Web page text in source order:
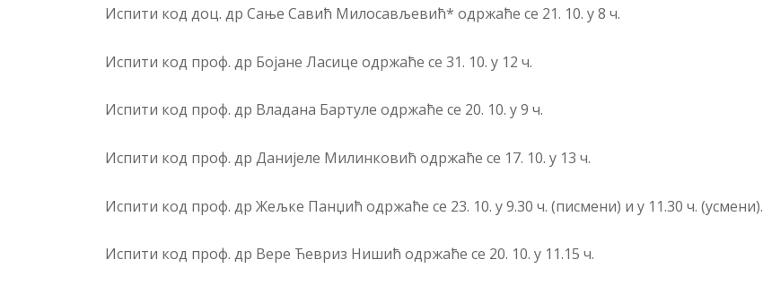
Испити код доц. др Сање Савић Милосављевић* одржаће се 21. 10. у 8 ч.
Испити код проф. др Бојане Ласице одржаће се 31. 10. у 12 ч.
Испити код проф. др Владана Бартуле одржаће се 20. 10. у 9 ч.
Испити код проф. др Данијеле Милинковић одржаће се 17. 10. у 13 ч.
Испити код проф. др Жељке Панџић одржаће се 23. 10. у 9.30 ч. (писмени) и у 11.30 ч. (усмени).
Испити код проф. др Вере Ћевриз Нишић одржаће се 20. 10. у 11.15 ч.